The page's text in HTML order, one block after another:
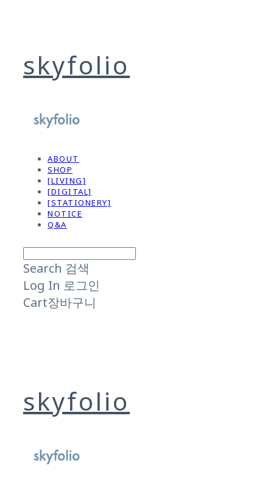
skyfolio
ABOUT
SHOP
[LIVING]
[DIGITAL]
[STATIONERY]
NOTICE
Q&A
Search 검색
Log In 로그인
Cart장바구니
skyfolio